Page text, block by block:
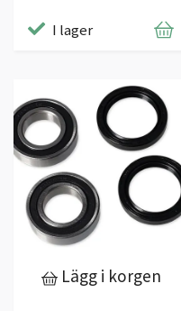
I lager
Lägg i korgen